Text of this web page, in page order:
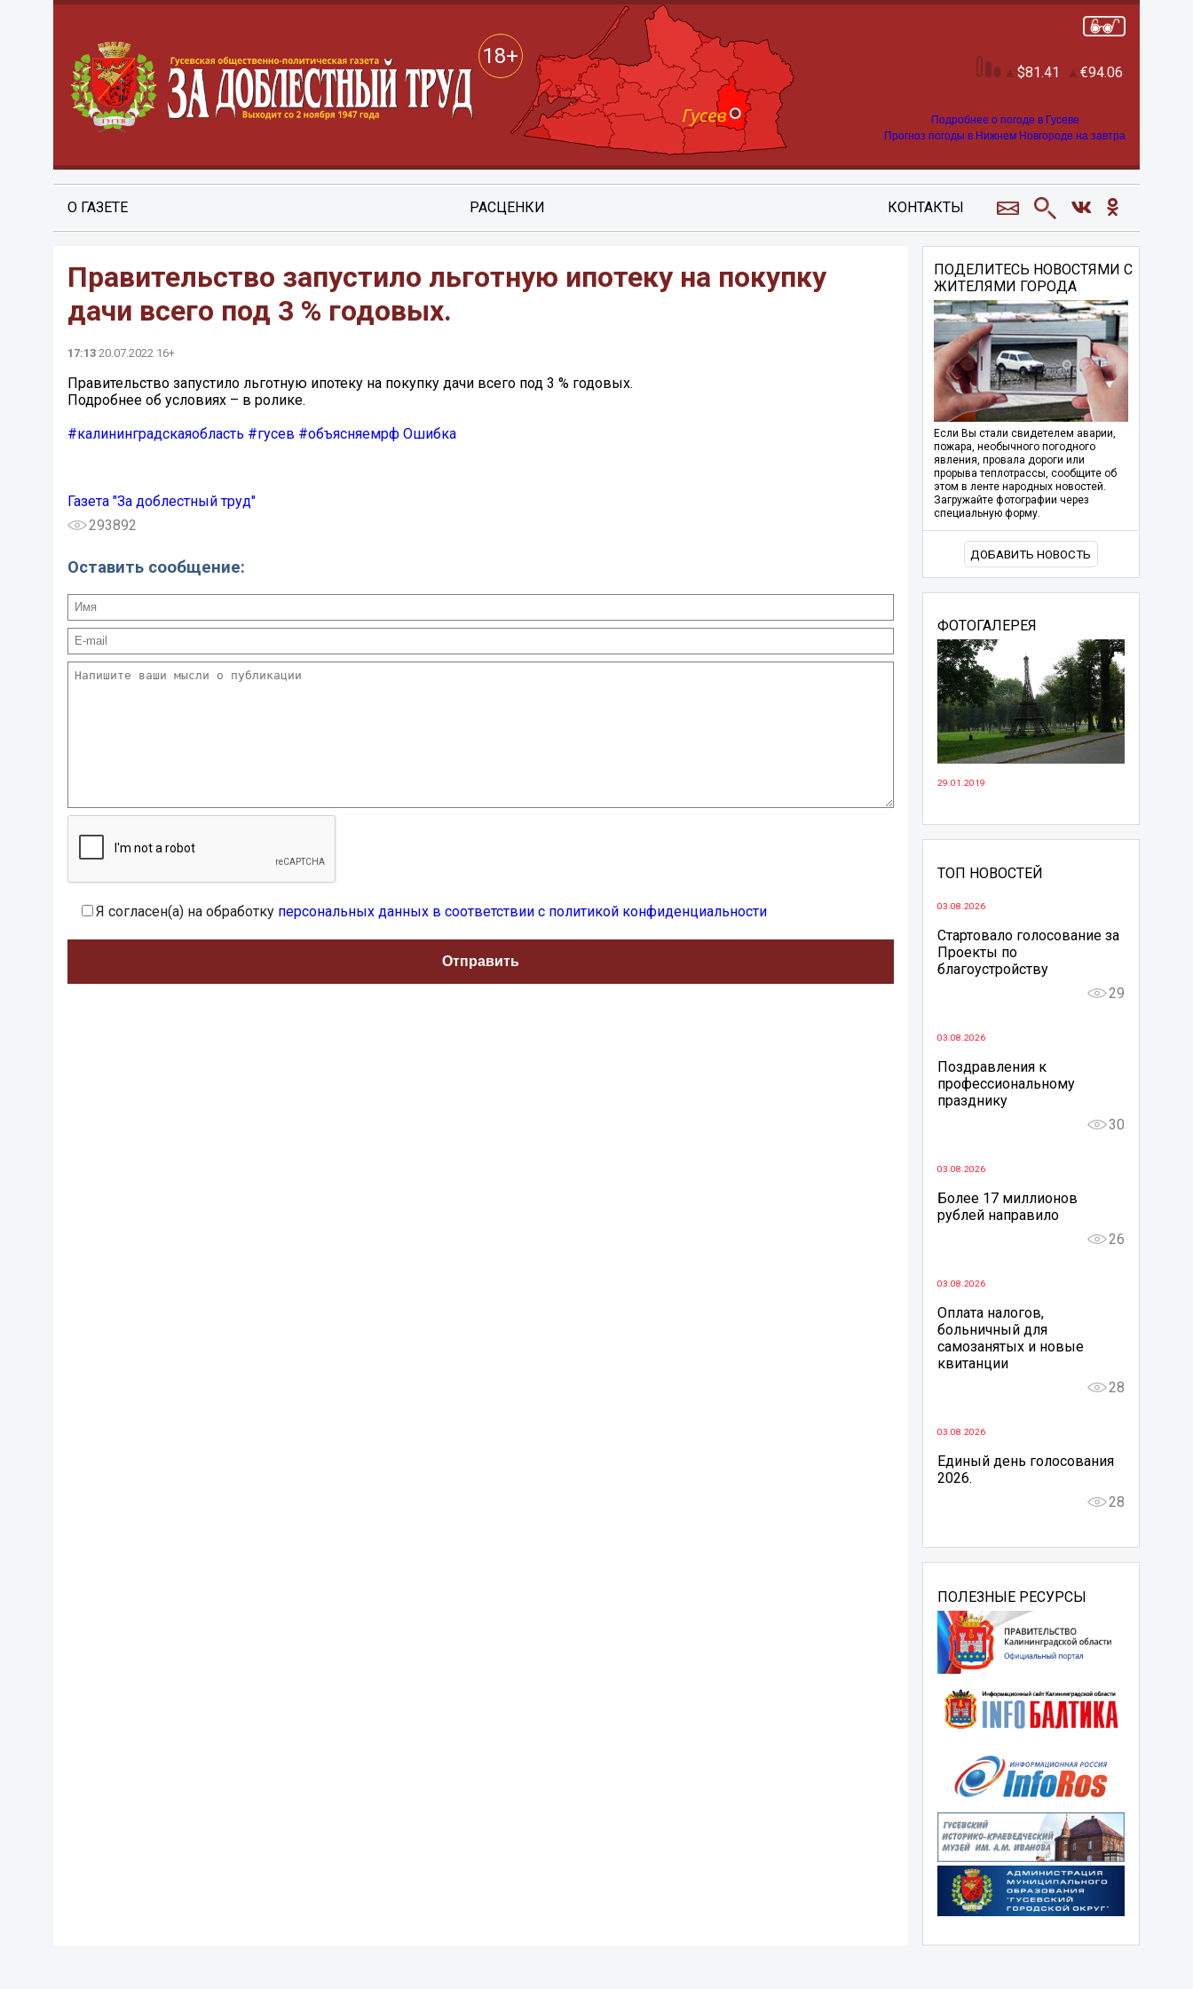
18+
81.41 94.06
Подробнее о погоде в Гусеве
Прогноз погоды в Нижнем Новгороде на завтра
О ГАЗЕТЕ РАСЦЕНКИ КОНТАКТЫ
Правительство запустило льготную ипотеку на покупку
дачи всего под 3 % годовых.
17:13 20.07.2022 16+
Правительство запустило льготную ипотеку на покупку дачи всего под 3 % годовых.
Подробнее об условиях – в ролике.
#калининградскаяобласть #гусев #объясняемрф Ошибка
Газета "За доблестный труд"
293892
Оставить сообщение:
Я согласен(а) на обработку персональных данных в соответствии с политикой конфиденциальности
ПОДЕЛИТЕСЬ НОВОСТЯМИ С
ЖИТЕЛЯМИ ГОРОДА
Если Вы стали свидетелем аварии,
пожара, необычного погодного
явления, провала дороги или
прорыва теплотрассы, сообщите об
этом в ленте народных новостей.
Загружайте фотографии через
специальную форму.
ДОБАВИТЬ НОВОСТЬ
ФОТОГАЛЕРЕЯ
29.01.2019
ТОП НОВОСТЕЙ
03.08.2026
Стартовало голосование за
Проекты по
благоустройству
29
03.08.2026
Поздравления к
профессиональному
празднику
30
03.08.2026
Более 17 миллионов
рублей направило
26
03.08.2026
Оплата налогов,
больничный для
самозанятых и новые
квитанции
28
03.08.2026
Единый день голосования
2026.
28
ПОЛЕЗНЫЕ РЕСУРСЫ